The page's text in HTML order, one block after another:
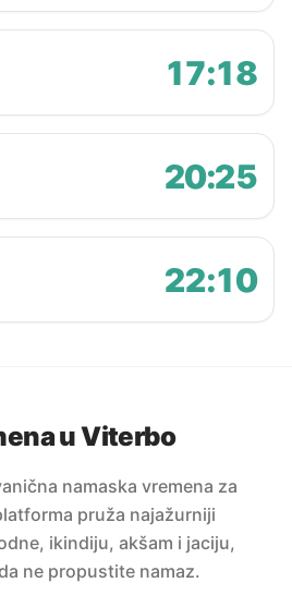
17:18
20:25
22:10
u Viterbo
namaska vremena za
pruža najažurniji
ikindiju, akšam i jaciju,
ne propustite namaz.